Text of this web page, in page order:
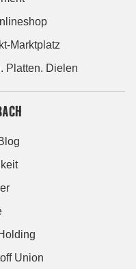
Marktplatz
Platten. Dielen
Union